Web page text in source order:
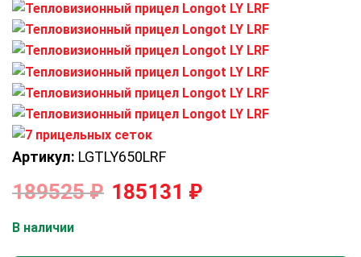
Артикул: LGTLY650LRF
189525₽ 185131 ₽
В наличии